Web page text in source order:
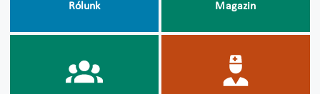
Rólunk Magazin